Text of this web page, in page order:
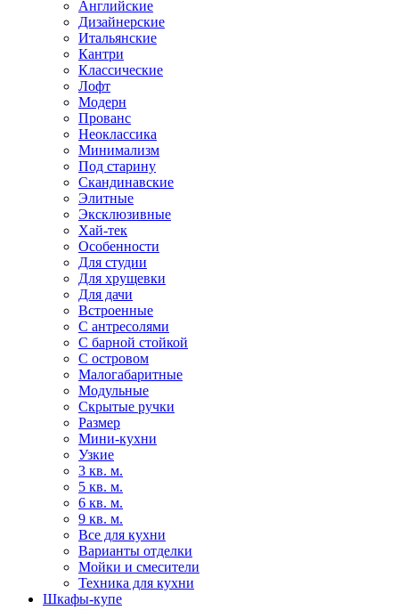
Английские
Дизайнерские
Итальянские
Кантри
Классические
Лофт
Модерн
Прованс
Неоклассика
Минимализм
Под старину
Скандинавские
Элитные
Эксклюзивные
Хай-тек
Особенности
Для студии
Для хрущевки
Для дачи
Встроенные
С антресолями
С барной стойкой
С островом
Малогабаритные
Модульные
Скрытые ручки
Размер
Мини-кухни
Узкие
3 кв. м.
5 кв. м.
6 кв. м.
9 кв. м.
Все для кухни
Варианты отделки
Мойки и смесители
Техника для кухни
Шкафы-купе